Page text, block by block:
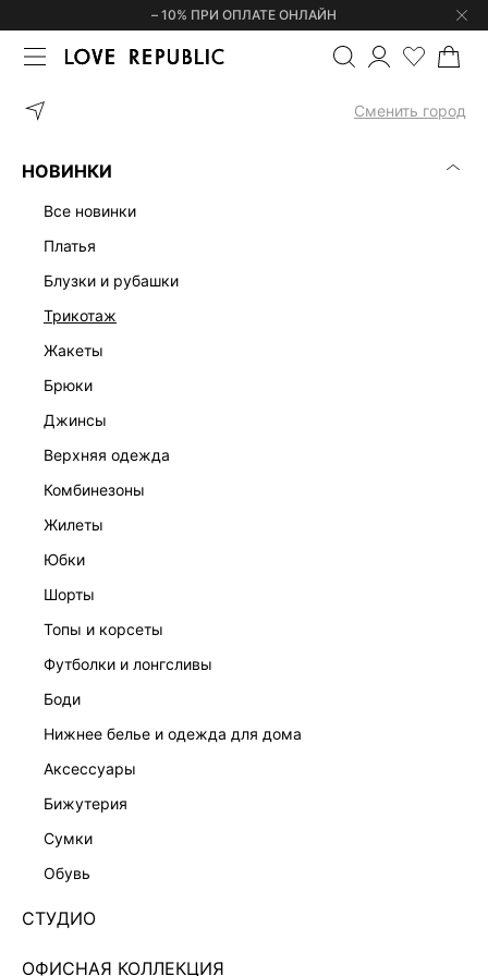
– 10% ПРИ ОПЛАТЕ ОНЛАЙН
Сменить город
НОВИНКИ
все новинки
платья
блузки и рубашки
трикотаж
жакеты
брюки
джинсы
верхняя одежда
комбинезоны
жилеты
юбки
шорты
топы и корсеты
футболки и лонгсливы
боди
нижнее белье и одежда для дома
аксессуары
бижутерия
сумки
обувь
СТУДИО
ОФИСНАЯ КОЛЛЕКЦИЯ
ГЛАВНАЯ ТОП 3255006331-1
Нет в наличии
ЦВЕТ:БЕЛЫЙ